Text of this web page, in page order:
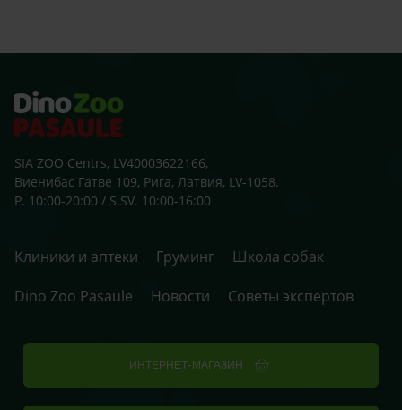
SIA ZOO Centrs, LV40003622166,
Виенибас Гатве 109, Рига, Латвия, LV-1058.
P. 10:00-20:00 / S.SV. 10:00-16:00
Клиники и аптеки Груминг
Школа собак
Dino Zoo Pasaule
Новости Советы экспертов
ИНТЕРНЕТ-МАГАЗИН